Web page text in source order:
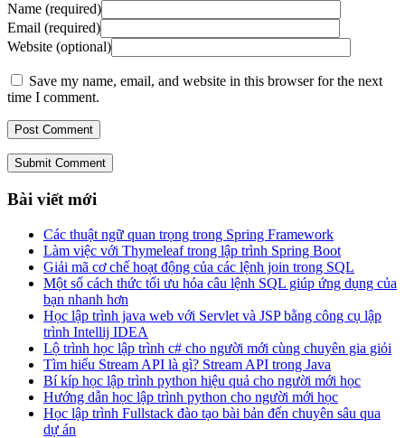
Name (required)
Email (required)
Website (optional)
Save my name, email, and website in this browser for the next
time I comment.
Submit Comment
Bài viết mới
Các thuật ngữ quan trọng trong Spring Framework
Làm việc với Thymeleaf trong lập trình Spring Boot
Giải mã cơ chế hoạt động của các lệnh join trong SQL
Một số cách thức tối ưu hóa câu lệnh SQL giúp ứng dụng của
bạn nhanh hơn
Học lập trình java web với Servlet và JSP bằng công cụ lập
trình Intellij IDEA
Lộ trình học lập trình c# cho người mới cùng chuyên gia giỏi
Tìm hiểu Stream API là gì? Stream API trong Java
Bí kíp học lập trình python hiệu quả cho người mới học
Hướng dẫn học lập trình python cho người mới học
Học lập trình Fullstack đào tạo bài bản đến chuyên sâu qua
dự án